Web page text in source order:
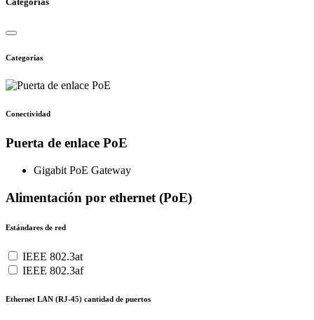
Categorías
Conectividad
Puerta de enlace PoE
Gigabit PoE Gateway
Alimentación por ethernet (PoE)
Estándares de red
IEEE 802.3at
IEEE 802.3af
Ethernet LAN (RJ-45) cantidad de puertos